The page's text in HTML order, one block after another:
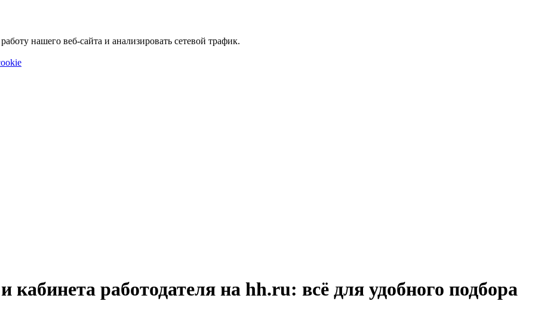
нашего веб-сайта и анализировать сетевой трафик.
работодателя на hh.ru: всё для удобного подбора